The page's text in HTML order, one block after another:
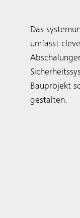
Das
umfasst
Bauprojekt
gestalten.